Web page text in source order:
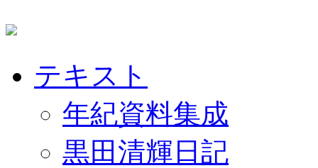
テキスト
年紀資料集成
黒田清輝日記